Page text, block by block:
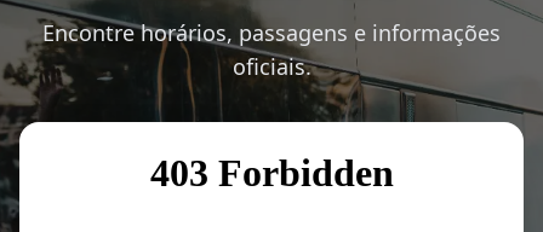
Encontre horários, passagens e informações
oficiais.